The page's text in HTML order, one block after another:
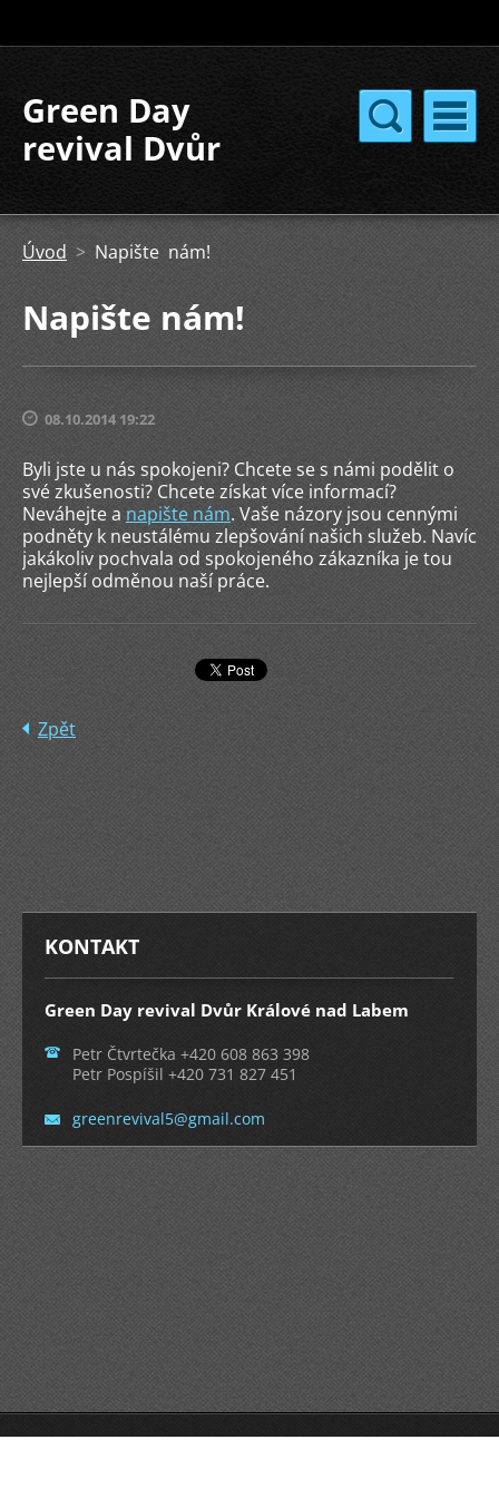
Green Day
revival Dvůr
Úvod > Napište nám!
Napište nám!
08.10.2014 19:22
Byli jste u nás spokojeni? Chcete se s námi podělit o
své zkušenosti? Chcete získat více informací?
Neváhejte a napište nám. Vaše názory jsou cennými
podněty k neustálému zlepšování našich služeb. Navíc
jakákoliv pochvala od spokojeného zákazníka je tou
nejlepší odměnou naší práce.
Zpět
KONTAKT
Green Day revival Dvůr Králové nad Labem
Petr Čtvrtečka +420 608 863 398
Petr Pospíšil +420 731 827 451
greenrevival5@gmail.com